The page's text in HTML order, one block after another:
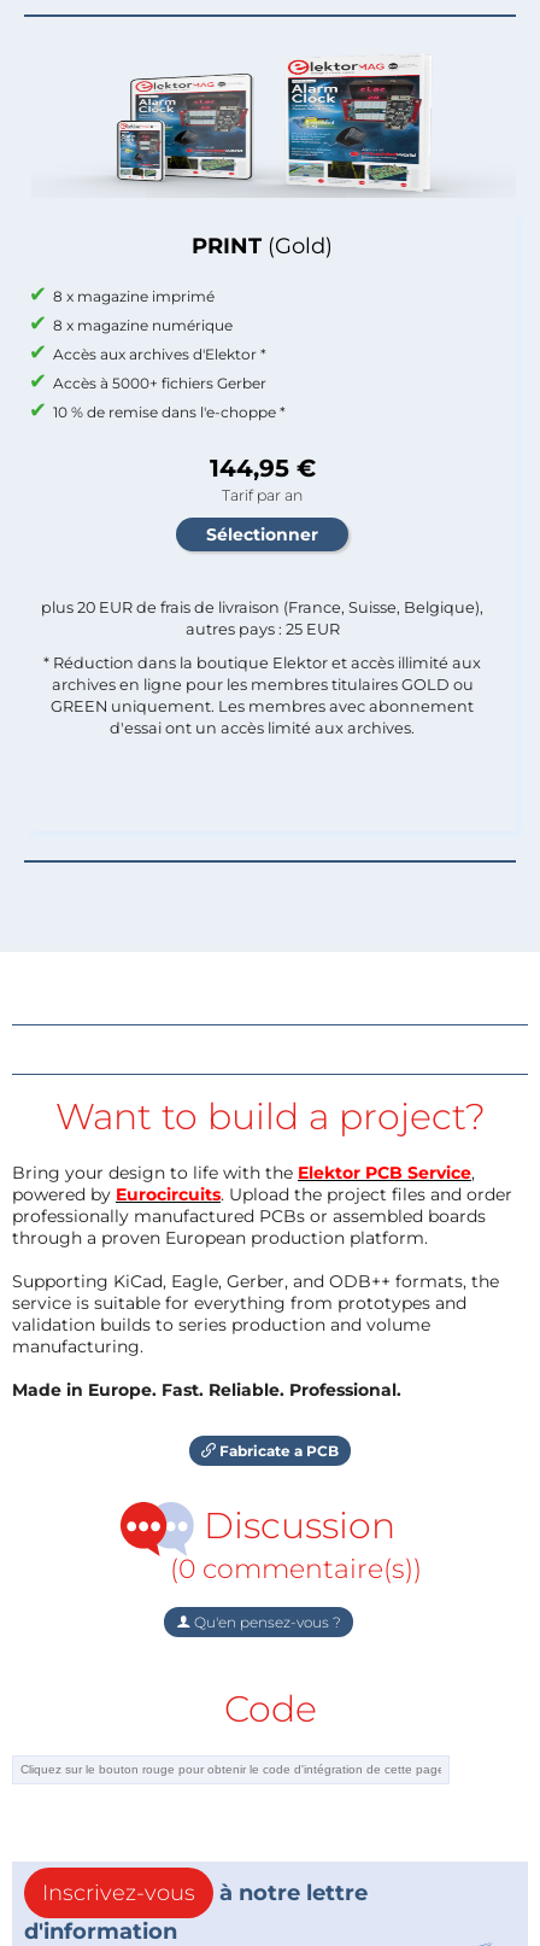
PRINT (Gold)
8 x magazine imprimé
8 x magazine numérique
Accès aux archives d'Elektor *
Accès à 5000+ fichiers Gerber
10 % de remise dans l'e-choppe *
144,95 €
Tarif par an
plus 20 EUR de frais de livraison (France, Suisse, Belgique),
autres pays : 25 EUR
* Réduction dans la boutique Elektor et accès illimité aux
archives en ligne pour les membres titulaires GOLD ou
GREEN uniquement. Les membres avec abonnement
d'essai ont un accès limité aux archives.
Want to build a project?
Bring your design to life with the Elektor PCB Service,
powered by Eurocircuits. Upload the project files and order
professionally manufactured PCBs or assembled boards
through a proven European production platform.
Supporting KiCad, Eagle, Gerber, and ODB++ formats, the
service is suitable for everything from prototypes and
validation builds to series production and volume
manufacturing.
Made in Europe. Fast. Reliable. Professional.
Fabricate a PCB
Discussion
(0 commentaire(s))
Qu'en pensez-vous ?
Code
Inscrivez-vous
à notre lettre
d'information